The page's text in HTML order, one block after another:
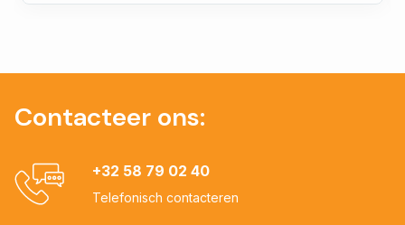
Contacteer ons:
+32 58 79 02 40
Telefonisch contacteren